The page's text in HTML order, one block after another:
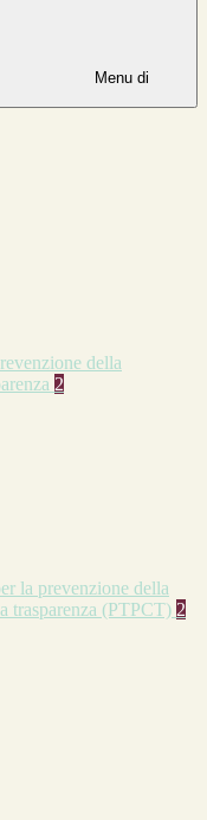
Menu di
della
2
la prevenzione della
trasparenza (PTPCT) 2